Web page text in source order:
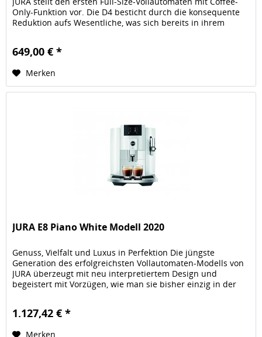
Only-Funktion vor. Die D4 besticht durch die konsequente
Reduktion aufs Wesentliche, was sich bereits in ihrem
649,00 € *
Merken
JURA E8 Piano White Modell 2020
Genuss, Vielfalt und Luxus in Perfektion Die jüngste
Generation des erfolgreichsten Vollautomaten-Modells von
JURA überzeugt mit neu interpretiertem Design und
begeistert mit Vorzügen, wie man sie bisher einzig in der
1.127,42 € *
Merken